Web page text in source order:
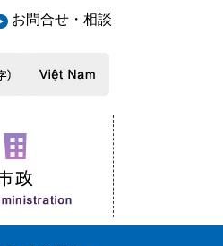
お問合せ・相談